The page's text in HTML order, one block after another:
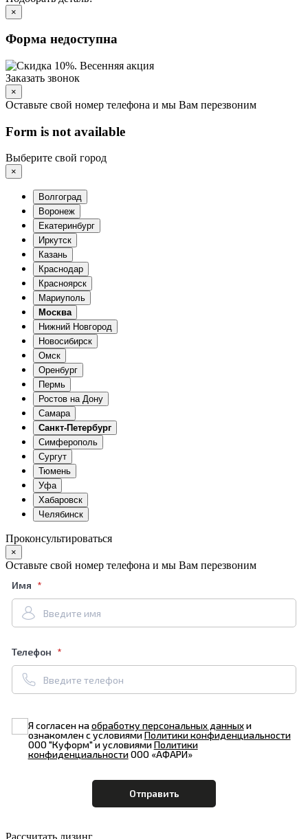
×
Форма недоступна
Заказать звонок
×
Оставьте свой номер телефона и мы Вам перезвоним
Form is not available
Выберите свой город
×
Волгоград
Воронеж
Екатеринбург
Иркутск
Казань
Краснодар
Красноярск
Мариуполь
Москва
Нижний Новгород
Новосибирск
Омск
Оренбург
Пермь
Ростов на Дону
Самара
Санкт-Петербург
Симферополь
Сургут
Тюмень
Уфа
Хабаровск
Челябинск
Проконсультироваться
×
Оставьте свой номер телефона и мы Вам перезвоним
Имя
Телефон
Я согласен наобработку персональных данныхи
ознакомлен с условиямиПолитики конфиденциальности
ООО "Куформ" и условиямиПолитики
конфиденциальностиООО «АФАРИ»
Рассчитать лизинг